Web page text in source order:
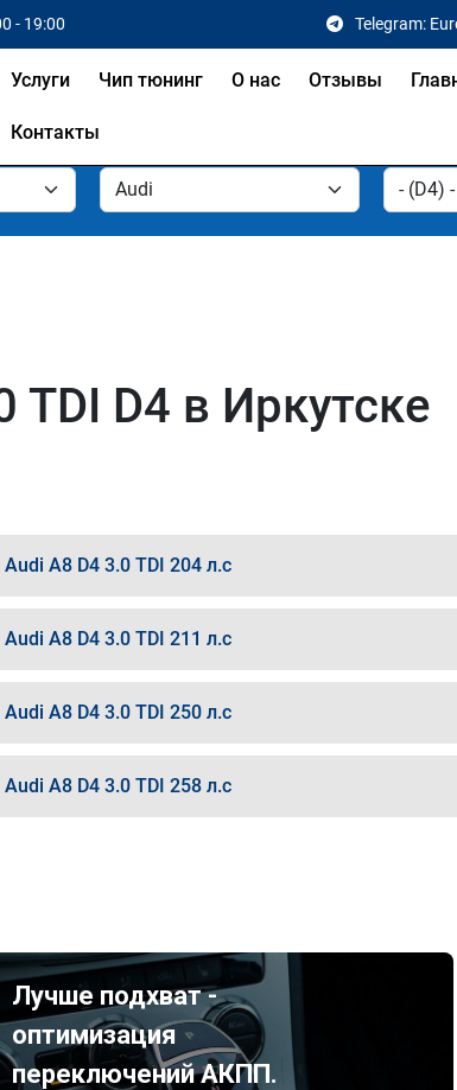
- 19:00 Telegram:
Услуги Чип тюнинг О нас Отзывы
Контакты
D4 в Иркутске
Audi A8 D4 3.0 TDI 204 л.с
Audi A8 D4 3.0 TDI 211 л.с
Audi A8 D4 3.0 TDI 250 л.с
Audi A8 D4 3.0 TDI 258 л.с
Лучше подхват -
оптимизация
переключений АКПП.